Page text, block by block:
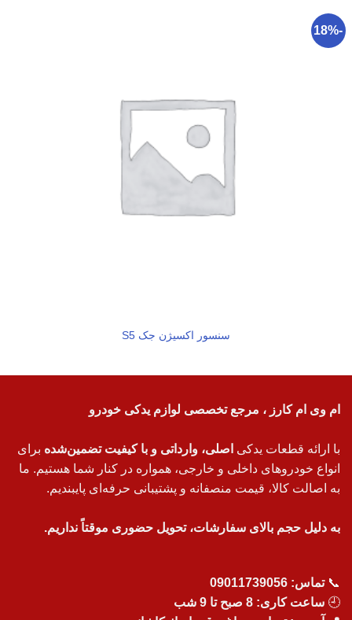
-18%
سنسور اکسیژن جک S5
ام وی ام کارز ، مرجع تخصصی لوازم یدکی خودرو
با ارائه قطعات یدکی اصلی، وارداتی و با کیفیت تضمین‌شده برای
انواع خودروهای داخلی و خارجی، همواره در کنار شما هستیم. ما
به اصالت کالا، قیمت منصفانه و پشتیبانی حرفه‌ای پایبندیم.
به دلیل حجم بالای سفارشات، تحویل حضوری موقتاً نداریم.
📞تماس: 09011739056
🕘 ساعت کاری: 8 صبح تا 9 شب